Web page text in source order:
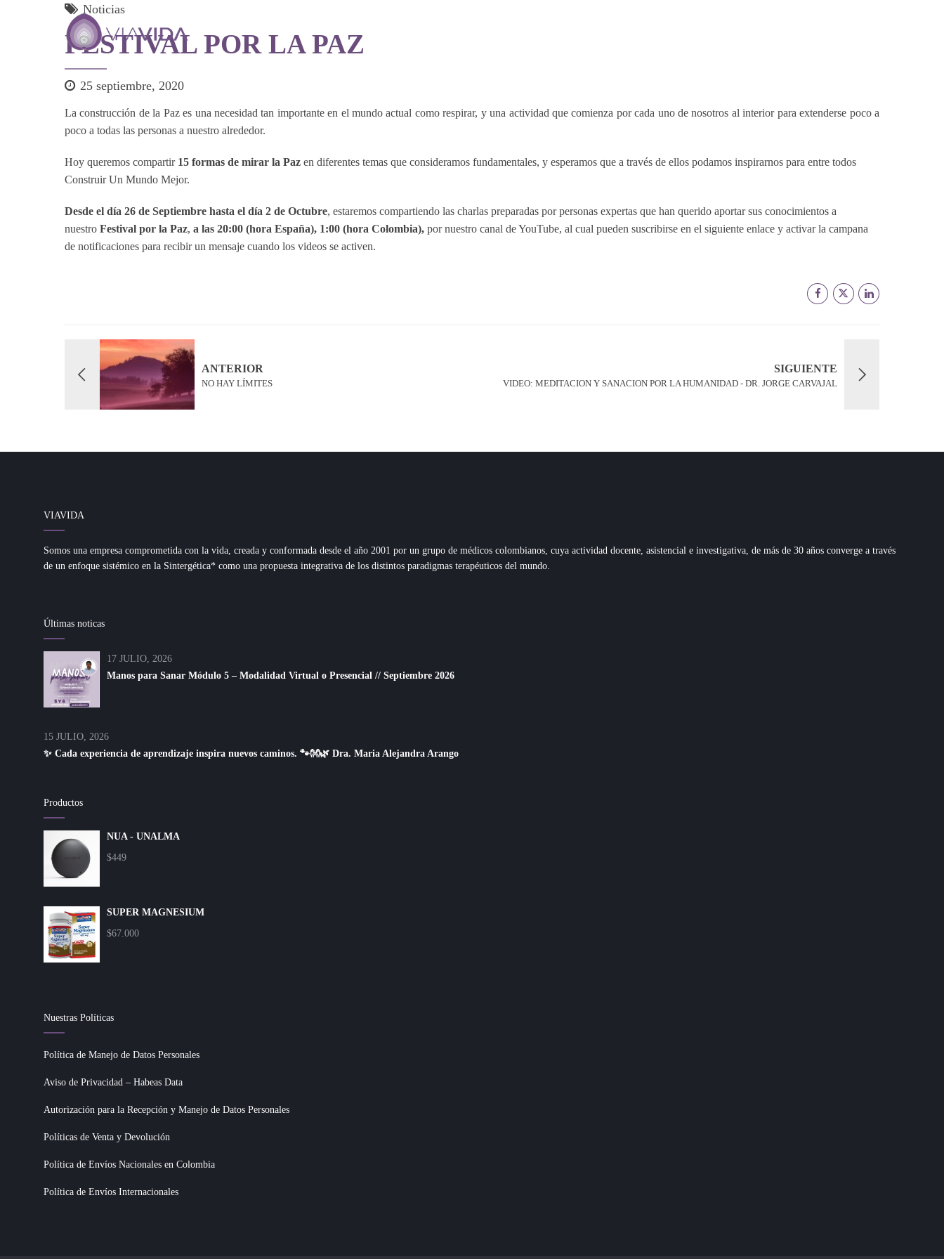
Noticias
FESTIVAL POR LA PAZ
25 septiembre, 2020
La construcción de la Paz es una necesidad tan importante en el mundo actual como respirar, y una actividad que comienza por cada uno de nosotros al interior para extenderse poco a
poco a todas las personas a nuestro alrededor.
Hoy queremos compartir 15 formas de mirar la Paz en diferentes temas que consideramos fundamentales, y esperamos que a través de ellos podamos inspirarnos para entre todos
Construir Un Mundo Mejor.
Desde el día 26 de Septiembre hasta el día 2 de Octubre, estaremos compartiendo las charlas preparadas por personas expertas que han querido aportar sus conocimientos a
nuestro Festival por la Paz, a las 20:00 (hora España), 1:00 (hora Colombia), por nuestro canal de YouTube, al cual pueden suscribirse en el siguiente enlace y activar la campana
de notificaciones para recibir un mensaje cuando los videos se activen.
ANTERIOR
NO HAY LÍMITES
SIGUIENTE
VIDEO: MEDITACION Y SANACION POR LA HUMANIDAD - DR. JORGE CARVAJAL
VIAVIDA
Somos una empresa comprometida con la vida, creada y conformada desde el año 2001 por un grupo de médicos colombianos, cuya actividad docente, asistencial e investigativa, de más de 30 años converge a través
de un enfoque sistémico en la Sintergética* como una propuesta integrativa de los distintos paradigmas terapéuticos del mundo.
Últimas noticas
17 JULIO, 2026
Manos para Sanar Módulo 5 – Modalidad Virtual o Presencial // Septiembre 2026
15 JULIO, 2026
✨ Cada experiencia de aprendizaje inspira nuevos caminos. 🐾👐🌿 Dra. Maria Alejandra Arango
Productos
NUA - UNALMA
$449
SUPER MAGNESIUM
$67.000
Nuestras Políticas
Política de Manejo de Datos Personales
Aviso de Privacidad – Habeas Data
Autorización para la Recepción y Manejo de Datos Personales
Políticas de Venta y Devolución
Política de Envíos Nacionales en Colombia
Política de Envíos Internacionales